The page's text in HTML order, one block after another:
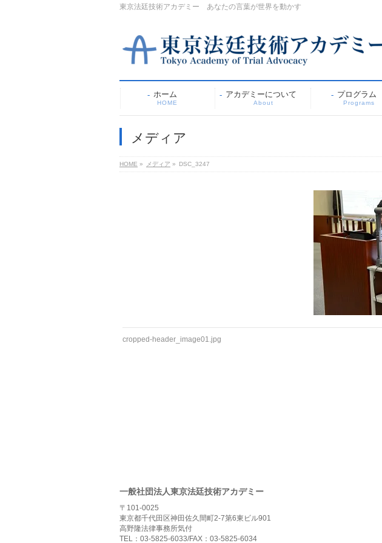
東京法廷技術アカデミー あなたの言葉が世界を動かす
ホーム
HOME
アカデミーについて
About
プログラム
Programs
メディア
HOME » メディア » DSC_3247
cropped-header_image01.jpg
一般社団法人東京法廷技術アカデミー
〒101-0025
東京都千代田区神田佐久間町2-7第6東ビル901
高野隆法律事務所気付
TEL：03-5825-6033/FAX：03-5825-6034